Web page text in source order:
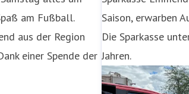
am Fußball.
aus der Region
einer Spende der
Saison, erwarben
Die Sparkasse
Jahren.